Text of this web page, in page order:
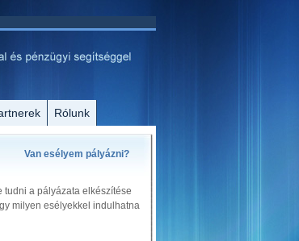
Rólunk
Van esélyem pályázni?
tudni a pályázata elkészítése
milyen esélyekkel indulhatna